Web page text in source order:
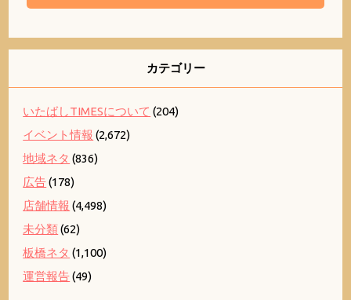
カテゴリー
いたばしTIMESについて (204)
イベント情報 (2,672)
地域ネタ (836)
広告(178)
店舗情報 (4,498)
未分類(62)
板橋ネタ (1,100)
運営報告(49)